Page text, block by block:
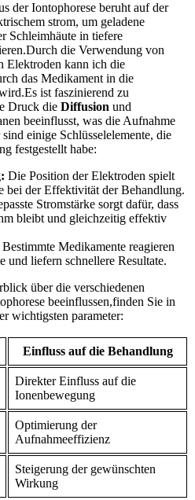
der Iontophorese beruht auf der
strom, um geladene
Schleimhäute​ in⁤ tiefere
die Verwendung‍ von
Elektroden kann ich die
das Medikament in die
ist‍ faszinierend zu⁢
Druck die‌ Diffusion und
beeinflusst, was⁢ die Aufnahme
einige Schlüsselelemente, die
festgestellt habe:
Die Position der Elektroden spielt
bei⁣ der Effektivität der Behandlung.
‌Stromstärke ⁤sorgt‌ dafür, dass
bleibt und⁢ gleichzeitig effektiv
Bestimmte Medikamente reagieren
und ‍liefern schnellere⁣ Resultate.
über die verschiedenen
beeinflussen,finden ​Sie in
wichtigsten parameter:
Einfluss auf die⁤ Behandlung
Direkter Einfluss auf die
Ionenbewegung
Optimierung der
Aufnahmeeffizienz
Steigerung der gewünschten
Wirkung